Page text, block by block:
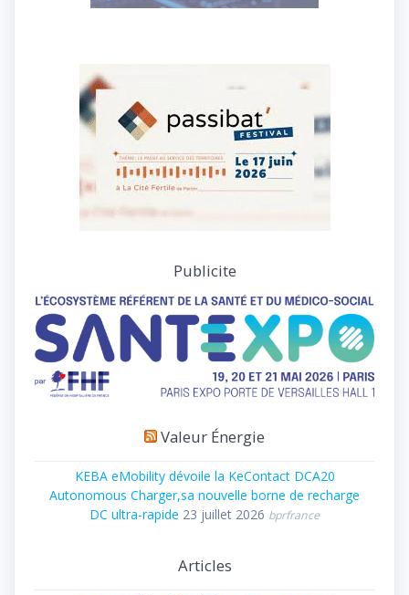
Publicite
Valeur Énergie
KEBA eMobility dévoile la KeContact DCA20
Autonomous Charger,sa nouvelle borne de recharge
DC ultra-rapide 23 juillet 2026 bprfrance
Articles